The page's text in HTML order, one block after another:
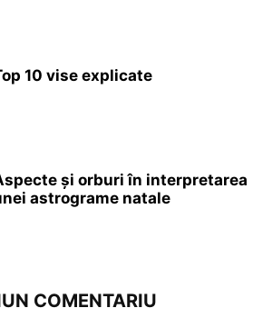
10 vise explicate
și orburi în interpretarea
astrograme natale
COMENTARIU